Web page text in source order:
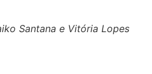
Santana e Vitória Lopes